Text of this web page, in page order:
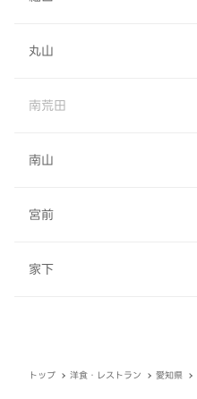
丸山
南荒田
南山
宮前
家下
トップ 洋食・レストラン 愛知県